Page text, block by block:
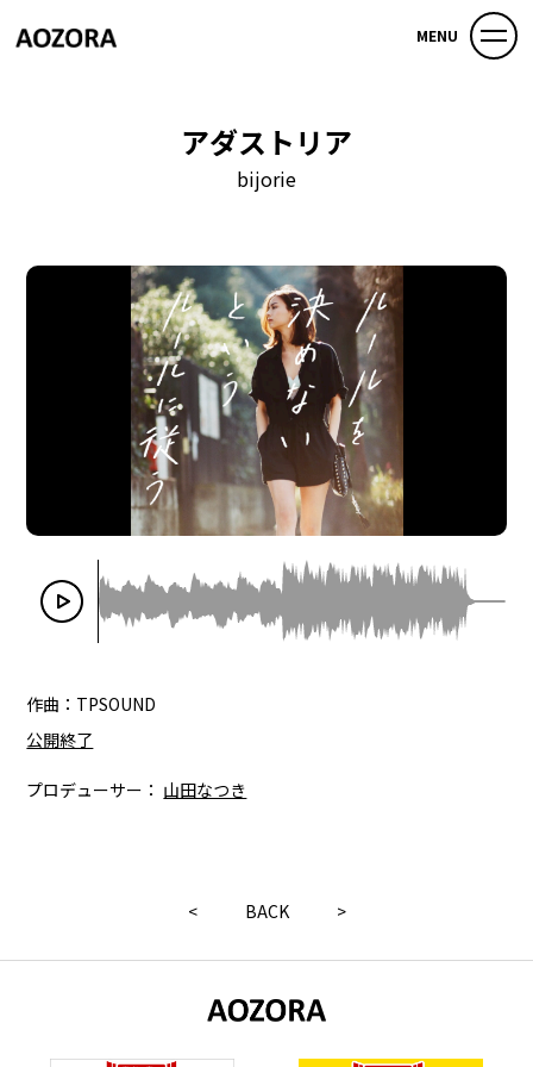
MENU
アダストリア
bijorie
作曲：TPSOUND
公開終了
プロデューサー： 山田なつき
< BACK >